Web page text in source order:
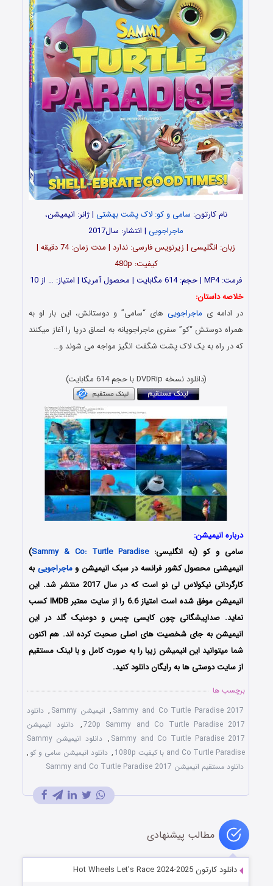
نام کارتون: سامی و کو: لاک پشت بهشتی | ژانر: انیمیشن،
ماجراجویی | انتشار: سال2017
زبان: انگلیسی | زیرنویس فارسی: ندارد | مدت زمان: 74 دقیقه |
کیفیت: 480p
فرمت: MP4 | حجم: 614 مگابایت | محصول آمریکا | امتیاز: … از 10
خلاصه داستان:
در ادامه ی ماجراجویی های “سامی” و دوستانش، این بار او به
همراه دوستش “کو” سفری ماجراجویانه به اعماق دریا را آغاز میکنند
که در راه به یک لاک پشت شگفت انگیز مواجه می شوند و…
(دانلود نسخه DVDRip با حجم 614 مگابایت)
درباره انیمیشن:
سامی و کو (به انگلیسی:Sammy & Co: Turtle Paradise
)
انیمیشنی محصول کشور فرانسه در سبک انیمیشن وماجراجویی به
کارگردانی نیکولاس لی نو است که در سال 2017 منتشر شد. این
انیمیشن موفق شده است امتیاز 6.6 را از سایت معتبر IMDB کسب
نماید. صداپیشگانی چون کایسی چیس و دومنیک گلد در این
انیمیشن به جای شخصیت های اصلی صحبت کرده اند. هم اکنون
شما میتوانید این انیمیشن زیبا را به صورت کامل و با لینک مستقیم
از سایت دوستی ها به رایگان دانلود کنید.
برچسب ها
Sammy and Co Turtle Paradise 2017‬‏
, انیمیشن Sammy , دانلود
Sammy and Co Turtle Paradise 2017‬‏ 720p
, دانلود انیمیشن
Sammy and Co Turtle Paradise 2017‬‏
,
دانلود انیمیشن Sammy
and Co Turtle Paradise با کیفیت 1080p
, دانلود انیمیشن سامی و کو ,
دانلود مستقیم انیمیشن Sammy and Co Turtle Paradise 2017‬‏
مطالب پیشنهادی
دانلود کارتون Hot Wheels Let’s Race 2024-2025